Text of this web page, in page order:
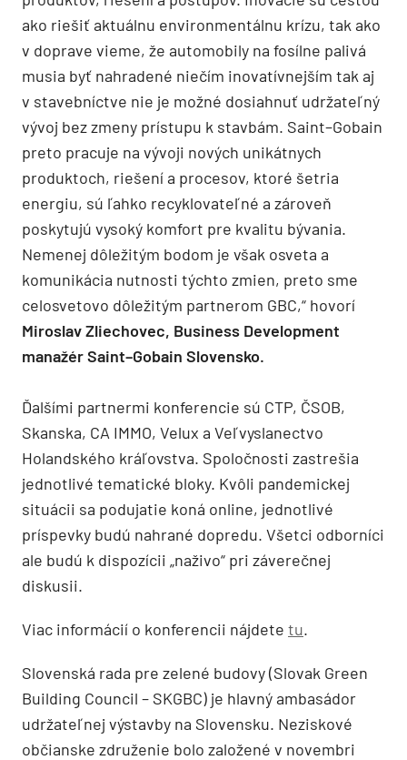
ako riešiť aktuálnu environmentálnu krízu, tak ako
v doprave vieme, že automobily na fosílne palivá
musia byť nahradené niečím inovatívnejším tak aj
v stavebníctve nie je možné dosiahnuť udržateľný
vývoj bez zmeny prístupu k stavbám. Saint–Gobain
preto pracuje na vývoji nových unikátnych
produktoch, riešení a procesov, ktoré šetria
energiu, sú ľahko recyklovateľné a zároveň
poskytujú vysoký komfort pre kvalitu bývania.
Nemenej dôležitým bodom je však osveta a
komunikácia nutnosti týchto zmien, preto sme
celosvetovo dôležitým partnerom GBC,“ hovorí
Miroslav Zliechovec, Business Development
manažérSaint–Gobain Slovensko.
Ďalšími partnermi konferencie sú CTP, ČSOB,
Skanska, CA IMMO, Velux a Veľvyslanectvo
Holandského kráľovstva. Spoločnosti zastrešia
jednotlivé tematické bloky. Kvôli pandemickej
situácii sa podujatie koná online, jednotlivé
príspevky budú nahrané dopredu. Všetci odborníci
ale budú k dispozícii „naživo“ pri záverečnej
diskusii.
Viac informácií o konferencii nájdete tu.
Slovenská rada pre zelené budovy(Slovak Green
Building Council – SKGBC) je hlavnýambasádor
udržateľnej výstavby na Slovensku. Neziskové
občianske združenie bolo založené v novembri